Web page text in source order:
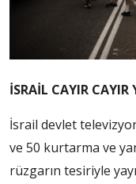
İSRAİL CAYIR CAYIR
İsrail devlet
ve 50 kurtarma ve
rüzgarın tesiriyle